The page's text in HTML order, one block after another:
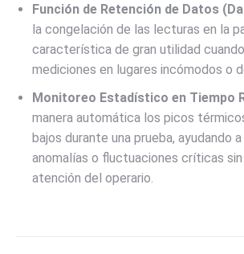
Función de Retención de Datos
la congelación de las lecturas en la
característica de gran utilidad
mediciones en lugares incómodos o
Monitoreo Estadístico en Tiempo
manera automática los picos
bajos durante una prueba, ayudando
anomalías o fluctuaciones críticas
atención del operario.